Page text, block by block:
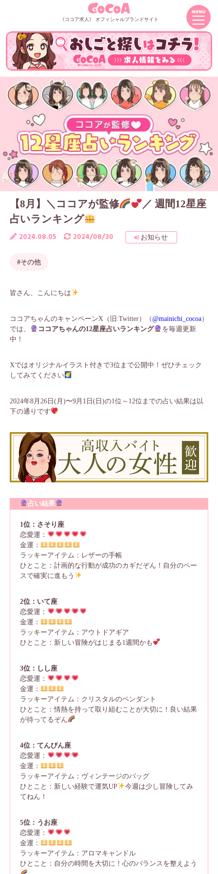
《ココア求人》 オフィシャルブランドサイト
【8月】＼ココアが監修
／ 週間12星座
占いランキング
2024.08.05
2024/08/30 お知らせ
#その他
皆さん、こんにちは
ココアちゃんのキャンペーンX（旧:Twitter）（@mainichi_cocoa）
では、
ココアちゃんの12星座占いランキング
を毎週更新
中！
Xではオリジナルイラスト付きで3位まで公開中！ぜひチェック
してみてください
2024年8月26日(月)〜9月1日(日)の1位～12位までの占い結果は以
下の通りです
占い結果
1位：さそり座
恋愛運：
金運：
ラッキーアイテム：レザーの手帳
ひとこと：計画的な行動が成功のカギだぞん！自分のペー
スで確実に進もう
2位：いて座
恋愛運：
金運：
ラッキーアイテム：アウトドアギア
ひとこと：新しい冒険がはじまる1週間かも
3位：しし座
恋愛運：
金運：
ラッキーアイテム：クリスタルのペンダント
ひとこと：情熱を持って取り組むことが大切に！良い結果
が待ってるぞん
4位：てんびん座
恋愛運：
金運：
ラッキーアイテム：ヴィンテージのバッグ
ひとこと：新しい経験で運気UP
今週は少し冒険してみ
てねん！
5位：うお座
恋愛運：
金運：
ラッキーアイテム：アロマキャンドル
ひとこと：自分の時間を大切に！心のバランスを整えよう